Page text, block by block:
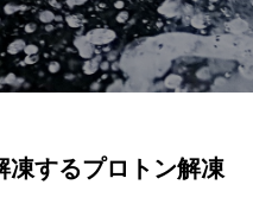
凍するプロトン解凍